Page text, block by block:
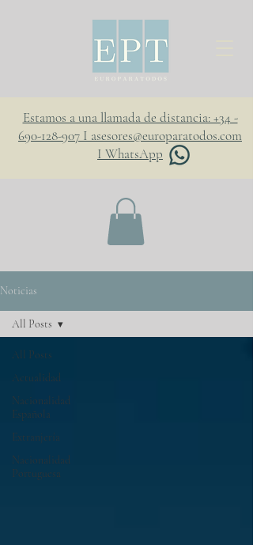
Estamos a una llamada de distancia: +34 -
690-128-907 I asesores@europaratodos.com
I WhatsApp
Noticias
All Posts
Actualidad
Nacionalidad
Española
Extranjería
Nacionalidad
Portuguesa
All Posts